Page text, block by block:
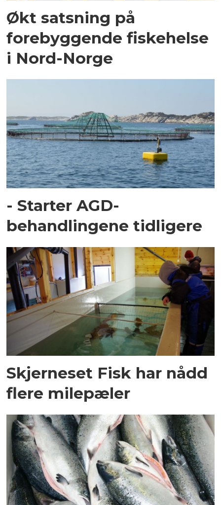
Økt satsning på
forebyggende fiskehelse
i Nord-Norge
- Starter AGD-
behandlingene tidligere
Skjerneset Fisk har nådd
flere milepæler